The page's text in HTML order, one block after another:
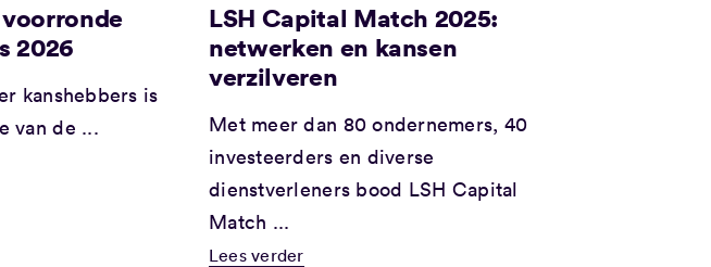
2026
kanshebbers is
van de ...
LSH Capital Match 2025:
netwerken en kansen
verzilveren
Met meer dan 80 ondernemers, 40
investeerders en diverse
dienstverleners bood LSH Capital
Match ...
Lees verder